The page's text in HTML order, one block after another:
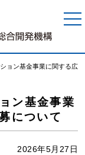
ョン基金事業に関する広
ン基金事業
について
2026年5月27日